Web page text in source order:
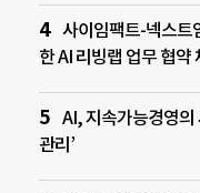
사이임팩트-넥스트
한 AI 리빙랩 업무 협약
AI, 지속가능경영
관리’